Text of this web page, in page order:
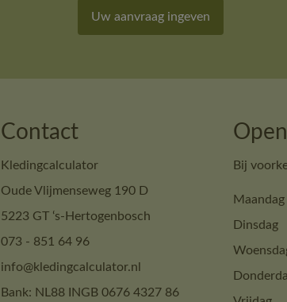
Uw aanvraag ingeven
Contact
Kledingcalculator
Oude Vlijmenseweg 190 D
5223 GT ‘s-Hertogenbosch
073 - 851 64 96
info@kledingcalculator.nl
Bank: NL88 INGB 0676 4327 86
Bij
Maandag
Dinsdag